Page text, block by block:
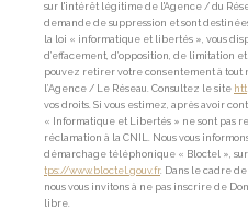
sur l'intérêt légitime de l'Agence / du
demande de suppression et sont
la loi « informatique et libertés », vous
d’effacement, d’opposition, de limitation
pouvez retirer votre consentement à
l’Agence / Le Réseau. Consultez le site
vos droits. Si vous estimez, après avoir
« Informatique et Libertés » ne sont pas
réclamation à la CNIL. Nous vous
démarchage téléphonique « Bloctel »,
tps://www.bloctel.gouv.fr. Dans le cadre
nous vous invitons à ne pas inscrire de
libre.